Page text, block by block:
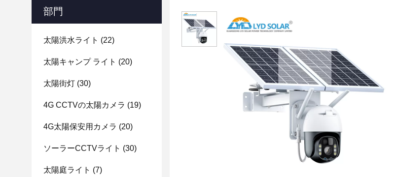
部門
太陽洪水ライト (22)
太陽キャンプ ライト (20)
太陽街灯 (30)
4G CCTVの太陽カメラ (19)
4G太陽保安用カメラ (20)
ソーラーCCTVライト (30)
太陽庭ライト (7)